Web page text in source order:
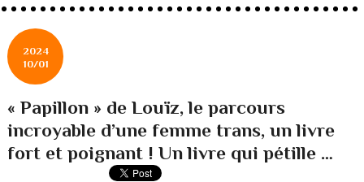
2024
10/01
« Papillon » de Louïz, le parcours
incroyable d’une femme trans, un livre
fort et poignant ! Un livre qui pétille …